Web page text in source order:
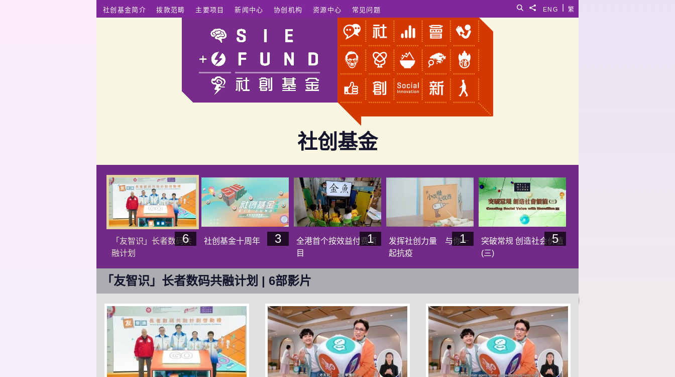
繁
ENG
分享給
搜寻
社创基金简介 拨款范畴 主要项目 新闻中心 协创机构 资源中心 常见问题
社创基金
6
「友智识」长者数码共
融计划
3
社创基金十周年 1
全港首个按效益付费项
目
1
发挥社创力量 与你一
起抗疫
5
突破常规 创造社会价值
(三)
社创基金 上一张幻灯片 社创基金 下一张幻
「友智识」长者数码共融计划 | 6部影片